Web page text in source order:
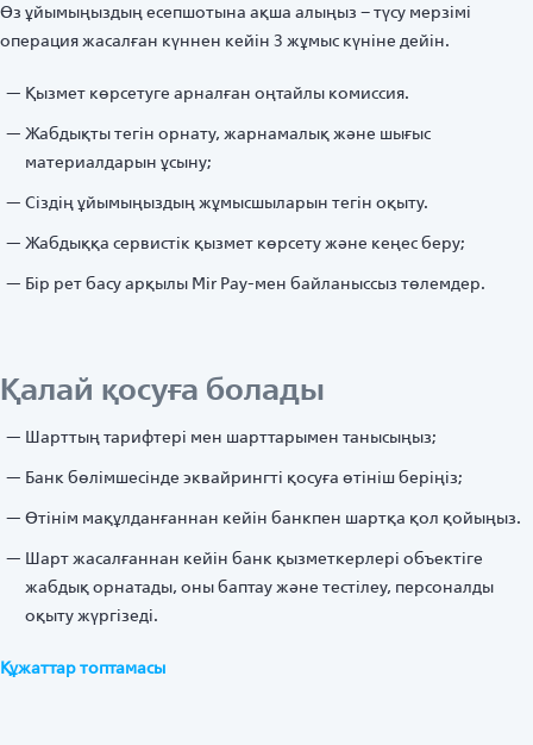
Өз ұйымыңыздың есепшотына ақша алыңыз – түсу мерзімі
операция жасалған күннен кейін 3 жұмыс күніне дейін.
Қызмет көрсетуге арналған оңтайлы комиссия.
Жабдықты тегін орнату, жарнамалық және шығыc
материалдарын ұсыну;
Сіздің ұйымыңыздың жұмысшыларын тегін оқыту.
Жабдыққа сервистік қызмет көрсету және кеңес беру;
Бір рет басу арқылы Mir Pay-мен байланыссыз төлемдер.
Қалай қосуға болады
Шарттың тарифтері мен шарттарымен танысыңыз;
Банк бөлімшесінде эквайрингті қосуға өтініш беріңіз;
Өтінім мақұлданғаннан кейін банкпен шартқа қол қойыңыз.
Шарт жасалғаннан кейін банк қызметкерлері объектіге
жабдық орнатады, оны баптау және тестілеу, персоналды
оқыту жүргізеді.
Құжаттар топтамасы